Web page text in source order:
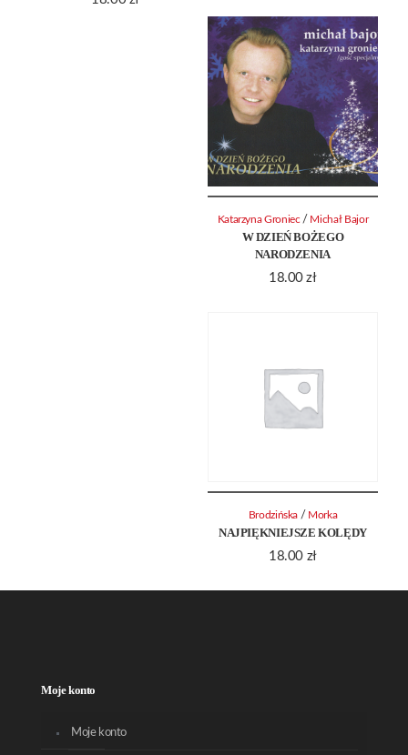
W DZIEŃ BOŻEGO
NARODZENIA
18.00zł
Katarzyna Groniec / Michał Bajor
NAJPIĘKNIEJSZE KOLĘDY
18.00 zł
Brodzińska / Morka
Moje konto
Moje konto